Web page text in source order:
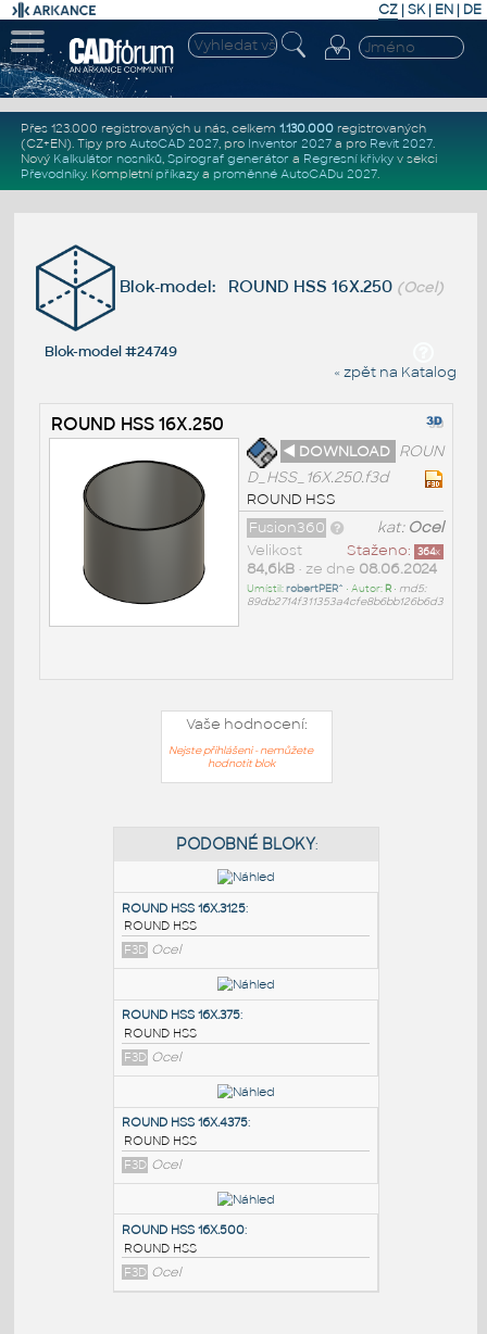
CZ | SK| EN | DE
Přes 123.000 registrovaných u nás, celkem 1.130.000registrovaných
(CZ+EN). Tipy pro AutoCAD 2027, pro Inventor 2027a pro Revit 2027.
Nový Kalkulátor nosníků, Spirograf generátor a Regresní křivkyv sekci
Převodníky. Kompletní příkazya proměnné AutoCADu 2027.
Blok-model: ROUND HSS 16X.250 (Ocel)
Blok-model #24749
« zpět na Katalog
ROUND HSS 16X.250
◄ DOWNLOAD ROUN
D_HSS_16X.250.f3d
ROUND HSS
kat: Ocel
Fusion360
Staženo: 364x
Velikost
84,6kB• ze dne 08.06.2024
Umístil:robertPER^ • Autor: R• md5:
89db2714f311353a4cfe8b6bb126b6d3
Vaše hodnocení:
Nejste přihlášeni - nemůžete
hodnotit blok
PODOBNÉ BLOKY
ROUND HSS 16X.3125
ROUND HSS
F3D Ocel
ROUND HSS 16X.375
ROUND HSS
F3D Ocel